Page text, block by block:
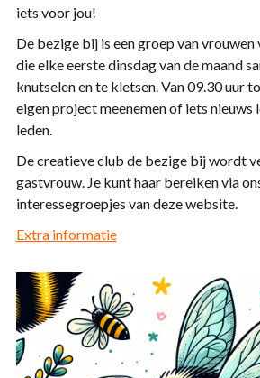
iets voor jou!
De bezige bij is een groep van vrouwen
die elke eerste dinsdag van de maand
knutselen en te kletsen. Van 09.30 uur
eigen project meenemen of iets nieuws
leden.
De creatieve club de bezige bij wordt
gastvrouw. Je kunt haar bereiken via
interessegroepjes van deze website.
Extra informatie